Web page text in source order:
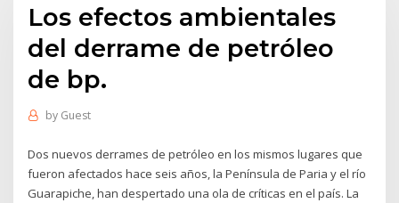
Los efectos ambientales
del derrame de petróleo
de bp.
by Guest
Dos nuevos derrames de petróleo en los mismos lugares que
fueron afectados hace seis años, la Península de Paria y el río
Guarapiche, han despertado una ola de críticas en el país. La